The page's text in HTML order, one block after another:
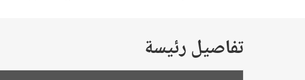
تفاصيل رئيسة